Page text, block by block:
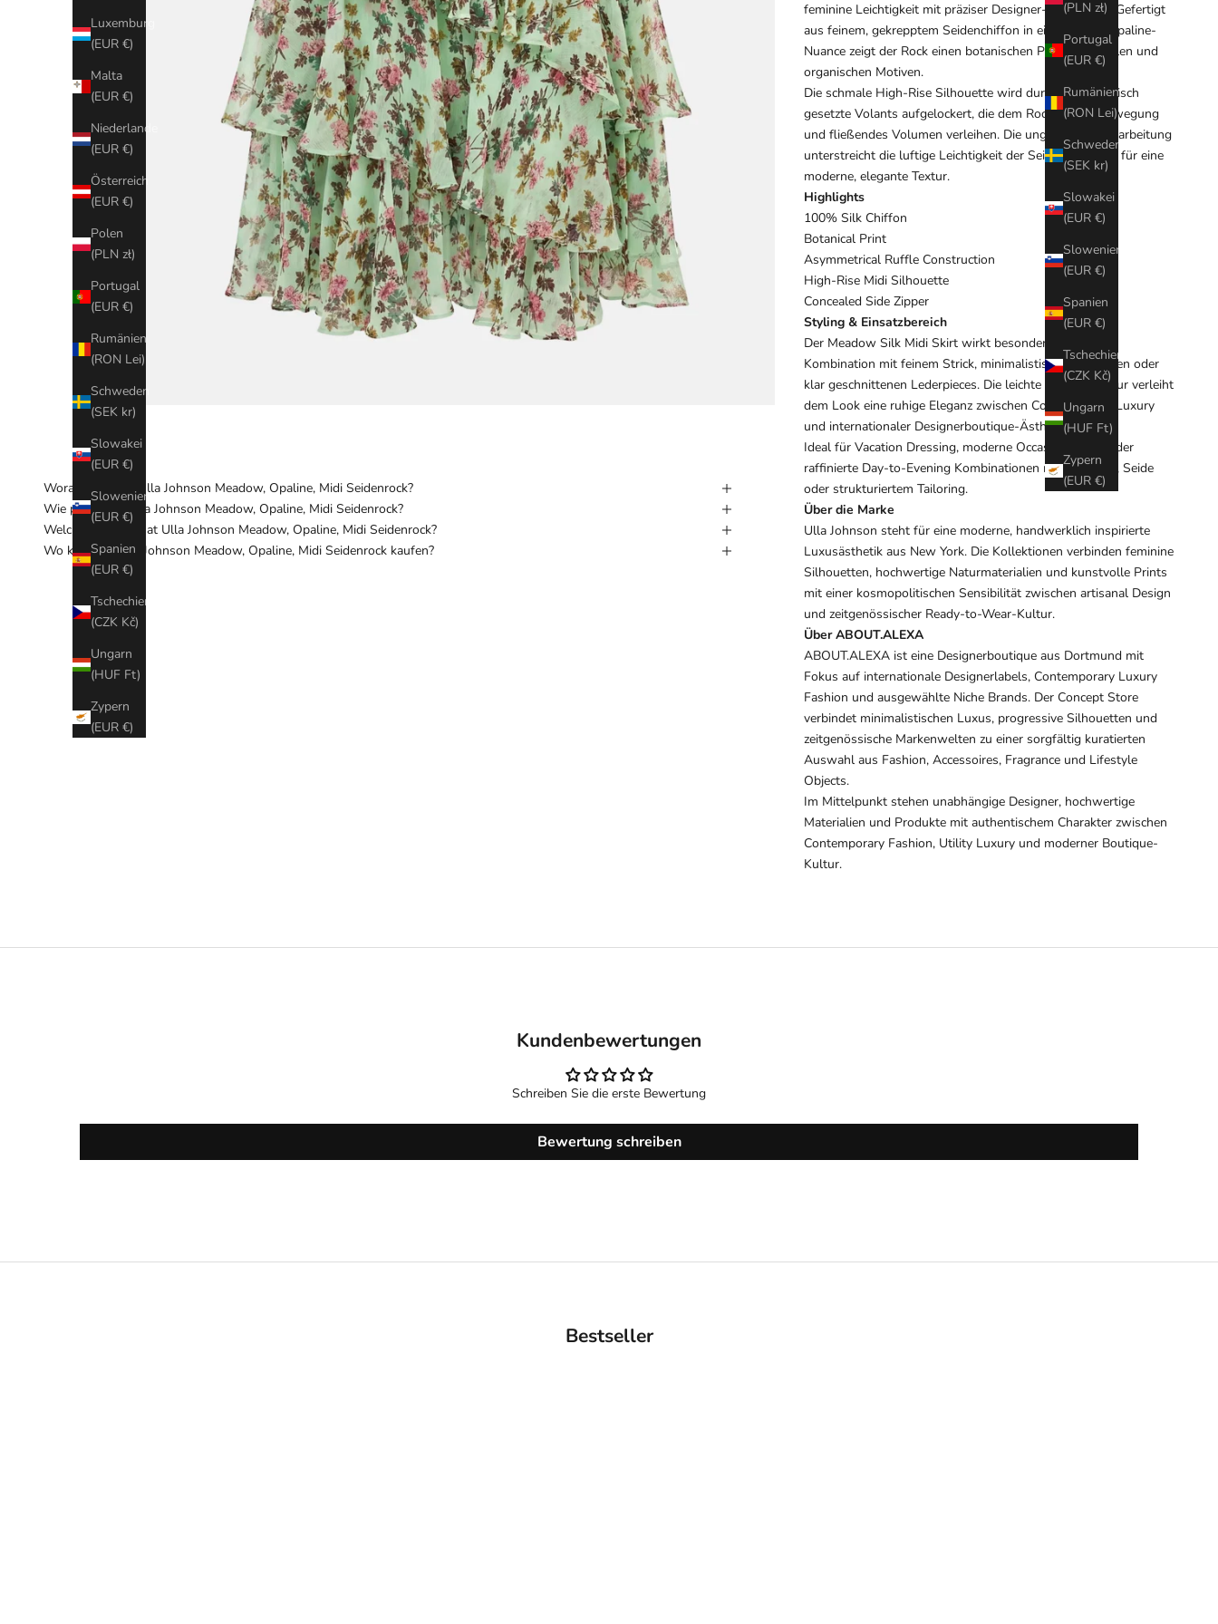
(PLN zł)
Portugal
(EUR €)
Rumänien
(RON Lei)
Schweden
(SEK kr)
Slowakei
(EUR €)
Slowenien
(EUR €)
Spanien
(EUR €)
Tschechien
(CZK Kč)
Ungarn
(HUF Ft)
Zypern
(EUR €)
Luxemburg
(EUR €)
Malta
(EUR €)
Niederlande
(EUR €)
Österreich
(EUR €)
Polen
(PLN zł)
Portugal
(EUR €)
Rumänien
(RON Lei)
Schweden
(SEK kr)
Slowakei
(EUR €)
Slowenien
(EUR €)
Spanien
(EUR €)
Tschechien
(CZK Kč)
Ungarn
(HUF Ft)
Zypern
(EUR €)
feminine Leichtigkeit mit präziser Designer-Sensibilität. Gefertigt
aus feinem, gekrepptem Seidenchiffon in einer soften Opaline-
Nuance zeigt der Rock einen botanischen Print mit floralen und
organischen Motiven.
Die schmale High-Rise Silhouette wird durch asymmetrisch
gesetzte Volants aufgelockert, die dem Rock subtile Bewegung
und fließendes Volumen verleihen. Die ungefütterte Verarbeitung
unterstreicht die luftige Leichtigkeit der Seide und sorgt für eine
moderne, elegante Textur.
Highlights
100% Silk Chiffon
Botanical Print
Asymmetrical Ruffle Construction
High-Rise Midi Silhouette
Concealed Side Zipper
Styling & Einsatzbereich
Der Meadow Silk Midi Skirt wirkt besonders modern in
Kombination mit feinem Strick, minimalistischen Sandalen oder
klar geschnittenen Lederpieces. Die leichte Seidenstruktur verleiht
dem Look eine ruhige Eleganz zwischen Contemporary Luxury
und internationaler Designerboutique-Ästhetik.
Ideal für Vacation Dressing, moderne Occasion Looks oder
raffinierte Day-to-Evening Kombinationen mit Kaschmir, Seide
oder strukturiertem Tailoring.
Über die Marke
Ulla Johnson steht für eine moderne, handwerklich inspirierte
Luxusästhetik aus New York. Die Kollektionen verbinden feminine
Silhouetten, hochwertige Naturmaterialien und kunstvolle Prints
mit einer kosmopolitischen Sensibilität zwischen artisanal Design
und zeitgenössischer Ready-to-Wear-Kultur.
Über ABOUT.ALEXA
ABOUT.ALEXA ist eine Designerboutique aus Dortmund mit
Fokus auf internationale Designerlabels, Contemporary Luxury
Fashion und ausgewählte Niche Brands. Der Concept Store
verbindet minimalistischen Luxus, progressive Silhouetten und
zeitgenössische Markenwelten zu einer sorgfältig kuratierten
Auswahl aus Fashion, Accessoires, Fragrance und Lifestyle
Objects.
Im Mittelpunkt stehen unabhängige Designer, hochwertige
Materialien und Produkte mit authentischem Charakter zwischen
Contemporary Fashion, Utility Luxury und moderner Boutique-
Kultur.
Woraus besteht Ulla Johnson Meadow, Opaline, Midi Seidenrock?
Wie pflege ich Ulla Johnson Meadow, Opaline, Midi Seidenrock?
Welchen Schnitt hat Ulla Johnson Meadow, Opaline, Midi Seidenrock?
Wo kann ich Ulla Johnson Meadow, Opaline, Midi Seidenrock kaufen?
Kundenbewertungen
Schreiben Sie die erste Bewertung
Bewertung schreiben
Bestseller